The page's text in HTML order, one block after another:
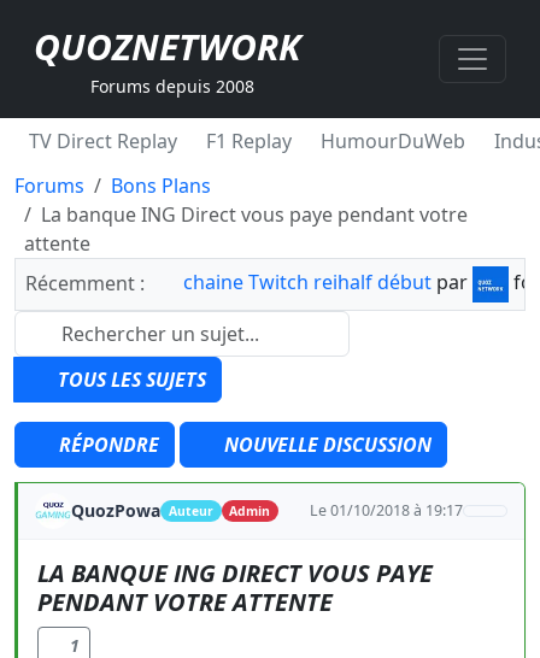
QUOZNETWORK
Forums depuis 2008
TV Direct Replay F1 Replay HumourDuWeb
Forums
Bons Plans
La banque ING Direct vous paye pendant votre
attente
Récemment :
chaine Twitch reihalf début par
TOUS LES SUJETS
RÉPONDRE NOUVELLE DISCUSSION
QuozPowa Auteur Admin Le 01/10/2018 à 19:17
LA BANQUE ING DIRECT VOUS PAYE
PENDANT VOTRE ATTENTE
1